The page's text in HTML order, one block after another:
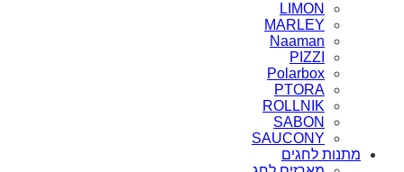
LIMON
MARLEY
Naaman
PIZZI
Polarbox
PTORA
ROLLNIK
SABON
SAUCONY
מתנות לחגים